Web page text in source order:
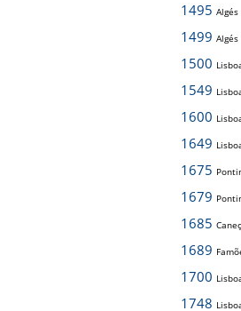
1495 Algés
1499 Algés
1500
1549
1600
1649
1675
1679
1685
1689
1700
1748